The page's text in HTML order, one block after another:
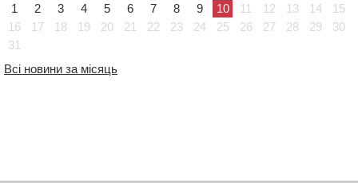
1
2 3 4 5 6 7 8 9 10 11 12 13 14
15
16
17 18 19 20 21 22 23 24 25 26 27 28 29
30
31
Всі новини за місяць